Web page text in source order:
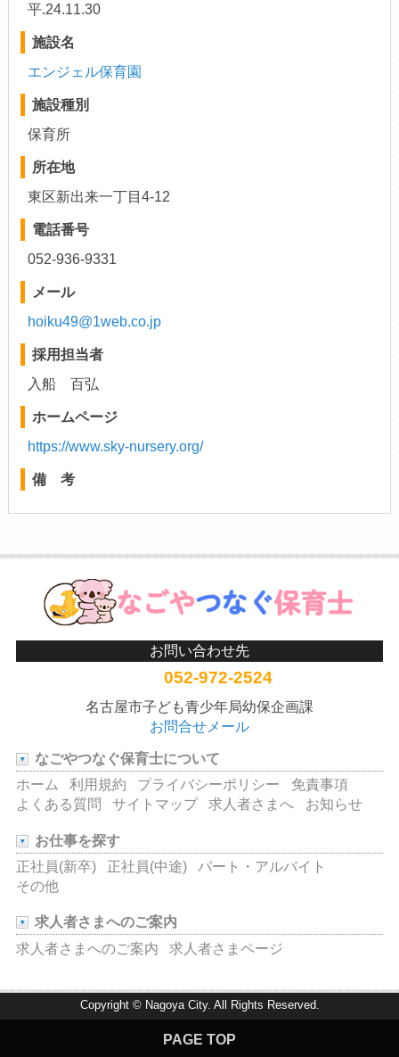
平.24.11.30
施設名
エンジェル保育園
施設種別
保育所
所在地
東区新出来一丁目4-12
電話番号
052-936-9331
メール
hoiku49@1web.co.jp
採用担当者
入船 百弘
ホームページ
https://www.sky-nursery.org/
備 考
お問い合わせ先
052-972-2524
名古屋市子ども青少年局幼保企画課
お問合せメール
なごやつなぐ保育士について
ホーム
利用規約 プライバシーポリシー
免責事項
よくある質問
サイトマップ 求人者さまへ お知らせ
お仕事を探す
正社員(新卒)
正社員(中途)
パート・アルバイト
その他
求人者さまへのご案内
求人者さまへのご案内
求人者さまページ
Copyright © Nagoya City. All Rights Reserved.
PAGE TOP